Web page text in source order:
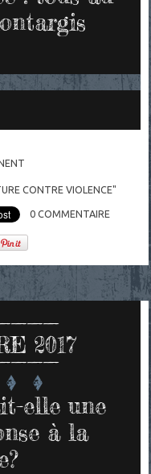
CONTRE VIOLENCE"
0 COMMENTAIRE
2017
elle une
à la